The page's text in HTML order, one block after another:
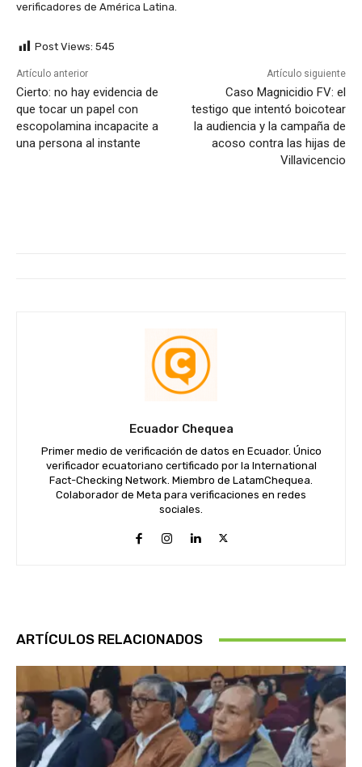
verificadores de América Latina.
Post Views: 545
Artículo anterior
Cierto: no hay evidencia de
que tocar un papel con
escopolamina incapacite a
una persona al instante
Artículo siguiente
Caso Magnicidio FV: el
testigo que intentó boicotear
la audiencia y la campaña de
acoso contra las hijas de
Villavicencio
Ecuador Chequea
Primer medio de verificación de datos en Ecuador. Único
verificador ecuatoriano certificado por la International
Fact-Checking Network. Miembro de LatamChequea.
Colaborador de Meta para verificaciones en redes
sociales.
ARTÍCULOS RELACIONADOS